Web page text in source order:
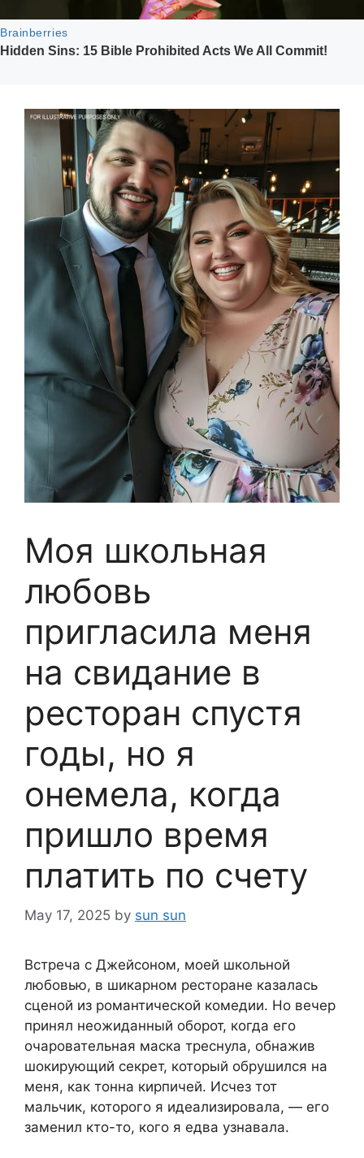
Моя школьная
любовь
пригласила меня
на свидание в
ресторан спустя
годы, но я
онемела, когда
пришло время
платить по счету
May 17, 2025 by sun sun
Встреча с Джейсоном, моей школьной
любовью, в шикарном ресторане казалась
сценой из романтической комедии. Но вечер
принял неожиданный оборот, когда его
очаровательная маска треснула, обнажив
шокирующий секрет, который обрушился на
меня, как тонна кирпичей. Исчез тот
мальчик, которого я идеализировала, — его
заменил кто-то, кого я едва узнавала.